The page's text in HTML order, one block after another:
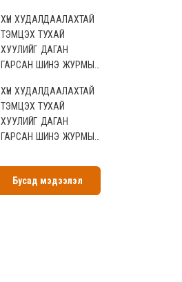
ХҮН ХУДАЛДААЛАХТАЙ
ТЭМЦЭХ ТУХАЙ
ХУУЛИЙГ ДАГАН
ГАРСАН ШИНЭ ЖУРМЫГ
УУЛЗАЛТ АМЖИЛТТАЙ
ЗОХИОН
БАЙГУУЛАГДЛАА.
ХҮН ХУДАЛДААЛАХТАЙ
ТЭМЦЭХ ТУХАЙ
ХУУЛИЙГ ДАГАН
ГАРСАН ШИНЭ ЖУРМЫГ
УУЛЗАЛТ АМЖИЛТТАЙ
ЗОХИОН
БАЙГУУЛАГДЛАА.
Бусад мэдээлэл